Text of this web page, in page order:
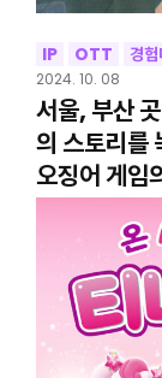
IP OTT 경
2024. 10. 08
서울, 부산
의 스토리를
오징어 게임